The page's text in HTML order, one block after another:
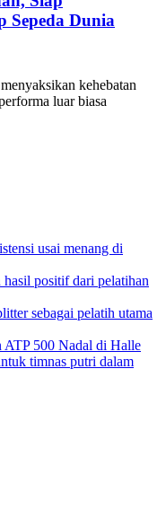
Sepeda Dunia
kehebatan
luar biasa
usai menang di
positif dari pelatihan
sebagai pelatih utama
ATP 500 Nadal di Halle
timnas putri dalam